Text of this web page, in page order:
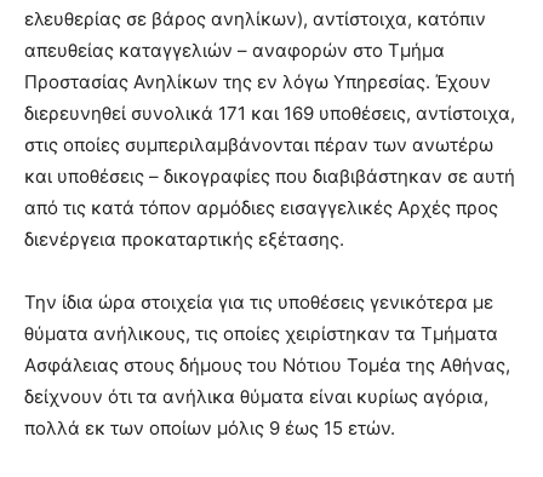
porn
ελευθερίας σε βάρος ανηλίκων), αντίστοιχα, κατόπιν
απευθείας καταγγελιών – αναφορών στο Τμήμα
Προστασίας Ανηλίκων της εν λόγω Υπηρεσίας. Έχουν
διερευνηθεί συνολικά 171 και 169 υποθέσεις, αντίστοιχα,
στις οποίες συμπεριλαμβάνονται πέραν των ανωτέρω
και υποθέσεις – δικογραφίες που διαβιβάστηκαν σε αυτή
από τις κατά τόπον αρμόδιες εισαγγελικές Αρχές προς
διενέργεια προκαταρτικής εξέτασης.
Την ίδια ώρα στοιχεία για τις υποθέσεις γενικότερα με
θύματα ανήλικους, τις οποίες χειρίστηκαν τα Τμήματα
Ασφάλειας στους δήμους του Νότιου Τομέα της Αθήνας,
δείχνουν ότι τα ανήλικα θύματα είναι κυρίως αγόρια,
πολλά εκ των οποίων μόλις 9 έως 15 ετών.